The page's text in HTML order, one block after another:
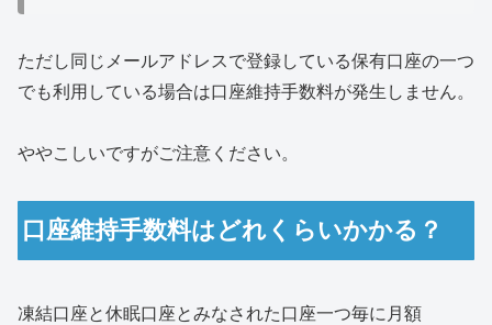
ただし同じメールアドレスで登録している保有口座の一つ
でも利用している場合は口座維持手数料が発生しません。
ややこしいですがご注意ください。
口座維持手数料はどれくらいかかる？
凍結口座と休眠口座とみなされた口座一つ毎に月額